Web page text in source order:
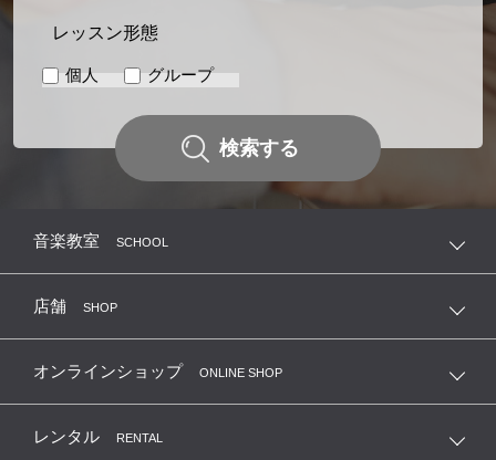
レッスン形態
個人 グループ
検索する
音楽教室 SCHOOL
店舗 SHOP
オンラインショップ ONLINE SHOP
レンタル RENTAL